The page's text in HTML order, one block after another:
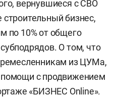
вернувшиеся с СВО
бизнес,
по 10% от общего
О том, что
ремесленникам из ЦУМа,
с продвижением
«БИЗНЕС Online».